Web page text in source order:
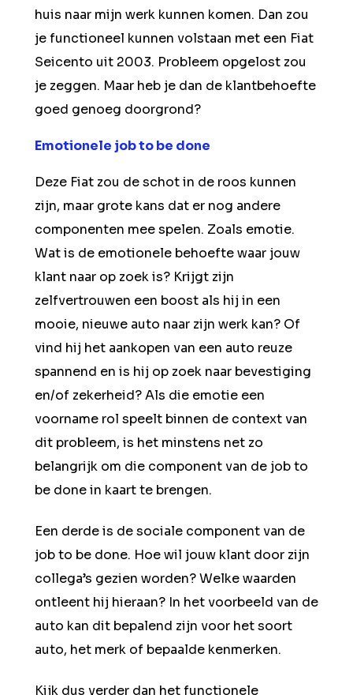
huis naar mijn werk kunnen komen. Dan zou
je functioneel kunnen volstaan met een Fiat
Seicento uit 2003. Probleem opgelost zou
je zeggen. Maar heb je dan de klantbehoefte
goed genoeg doorgrond?
Emotionele job to be done
Deze Fiat zou de schot in de roos kunnen
zijn, maar grote kans dat er nog andere
componenten mee spelen. Zoals emotie.
Wat is de emotionele behoefte waar jouw
klant naar op zoek is? Krijgt zijn
zelfvertrouwen een boost als hij in een
mooie, nieuwe auto naar zijn werk kan? Of
vind hij het aankopen van een auto reuze
spannend en is hij op zoek naar bevestiging
en/of zekerheid? Als die emotie een
voorname rol speelt binnen de context van
dit probleem, is het minstens net zo
belangrijk om die component van de job to
be done in kaart te brengen.
Een derde is de sociale component van de
job to be done. Hoe wil jouw klant door zijn
collega’s gezien worden? Welke waarden
ontleent hij hieraan? In het voorbeeld van de
auto kan dit bepalend zijn voor het soort
auto, het merk of bepaalde kenmerken.
Kijk dus verder dan het functionele